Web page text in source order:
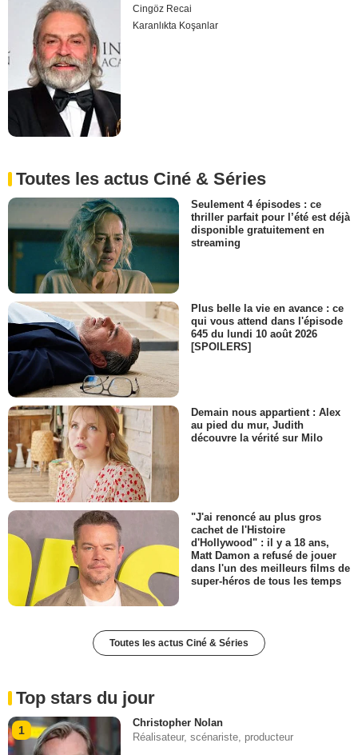
Cingöz Recai
Karanlıkta Koşanlar
Toutes les actus Ciné & Séries
Seulement 4 épisodes : ce
thriller parfait pour l’été est déjà
disponible gratuitement en
streaming
Plus belle la vie en avance : ce
qui vous attend dans l'épisode
645 du lundi 10 août 2026
[SPOILERS]
Demain nous appartient : Alex
au pied du mur, Judith
découvre la vérité sur Milo
"J'ai renoncé au plus gros
cachet de l'Histoire
d'Hollywood" : il y a 18 ans,
Matt Damon a refusé de jouer
dans l'un des meilleurs films de
super-héros de tous les temps
Toutes les actus Ciné & Séries
Top stars du jour
1
Christopher Nolan
Réalisateur, scénariste, producteur